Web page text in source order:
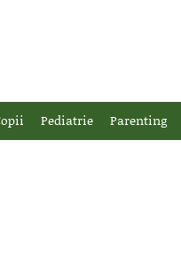
Pediatrie Parenting